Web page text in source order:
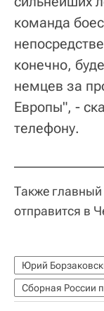
команда
конечно,
немцев за
Европы", -
телефону.
Также
отправится в
Юрий
Сборная России